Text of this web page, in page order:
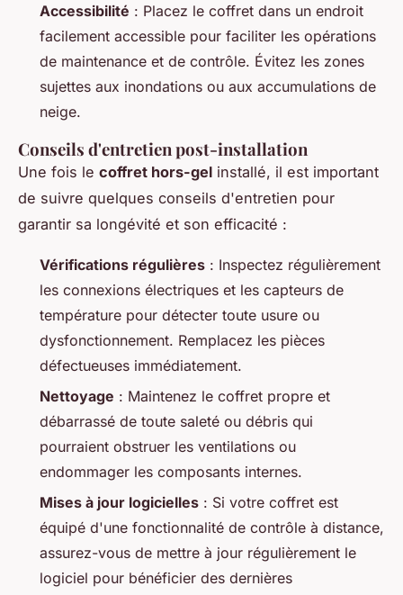
Accessibilité : Placez le coffret dans un endroit
facilement accessible pour faciliter les opérations
de maintenance et de contrôle. Évitez les zones
sujettes aux inondations ou aux accumulations de
neige.
Conseils d'entretien post-installation
Une fois le coffret hors-gel installé, il est important
de suivre quelques conseils d'entretien pour
garantir sa longévité et son efficacité :
Vérifications régulières : Inspectez régulièrement
les connexions électriques et les capteurs de
température pour détecter toute usure ou
dysfonctionnement. Remplacez les pièces
défectueuses immédiatement.
Nettoyage : Maintenez le coffret propre et
débarrassé de toute saleté ou débris qui
pourraient obstruer les ventilations ou
endommager les composants internes.
Mises à jour logicielles : Si votre coffret est
équipé d'une fonctionnalité de contrôle à distance,
assurez-vous de mettre à jour régulièrement le
logiciel pour bénéficier des dernières